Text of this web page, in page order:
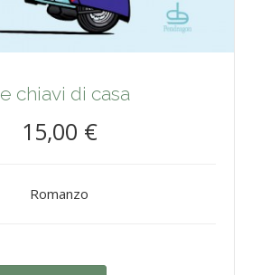
chiavi di casa
15,00 €
Romanzo